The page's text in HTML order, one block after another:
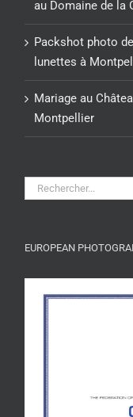
au Domaine de la
Packshot photo
lunettes à
Mariage au
Montpellier
Rechercher:
EUROPEAN